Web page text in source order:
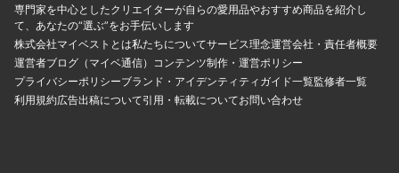
専門家を中心としたクリエイターが自らの愛用品やおすすめ商品を紹介し
て、あなたの“選ぶ”をお手伝いします
株式会社マイベストとは私たちについてサービス理念運営会社・責任者概要
運営者ブログ（マイベ通信） コンテンツ制作・運営ポリシー
プライバシーポリシーブランド・アイデンティティ ガイド一覧監修者一覧
利用規約広告出稿について引用・転載についてお問い合わせ